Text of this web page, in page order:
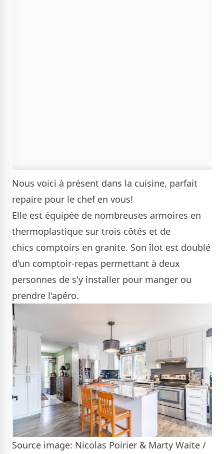
Nous voici à présent dans la cuisine, parfait
repaire pour le chef en vous!
Elle est équipée de nombreuses armoires en
thermoplastique sur trois côtés et de
chics comptoirs en granite. Son îlot est doublé
d'un comptoir-repas permettant à deux
personnes de s'y installer pour manger ou
prendre l'apéro.
Source image: Nicolas Poirier & Marty Waite /